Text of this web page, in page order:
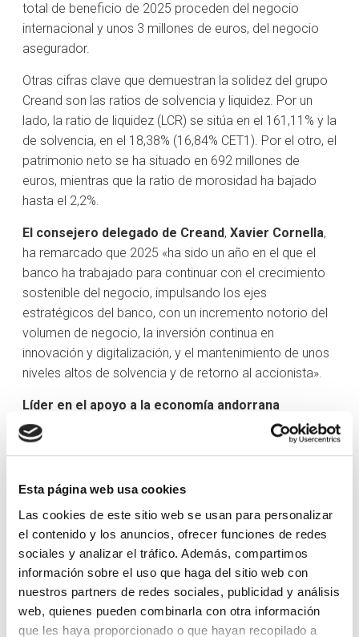
Esta página web usa cookies
Las cookies de este sitio web se usan para personalizar
el contenido y los anuncios, ofrecer funciones de redes
sociales y analizar el tráfico. Además, compartimos
información sobre el uso que haga del sitio web con
nuestros partners de redes sociales, publicidad y análisis
web, quienes pueden combinarla con otra información
que les haya proporcionado o que hayan recopilado a
total de beneficio de 2025 proceden del negocio
internacional y unos 3 millones de euros, del negocio
asegurador.
Otras cifras clave que demuestran la solidez del grupo
Creand son las ratios de solvencia y liquidez. Por un
lado, la ratio de liquidez (LCR) se sitúa en el 161,11% y la
de solvencia, en el 18,38% (16,84% CET1). Por el otro, el
patrimonio neto se ha situado en 692 millones de
euros, mientras que la ratio de morosidad ha bajado
hasta el 2,2%.
El consejero delegado de Creand, Xavier Cornella,
ha remarcado que 2025 «ha sido un año en el que el
banco ha trabajado para continuar con el crecimiento
sostenible del negocio, impulsando los ejes
estratégicos del banco, con un incremento notorio del
volumen de negocio, la inversión continua en
innovación y digitalización, y el mantenimiento de unos
niveles altos de solvencia y de retorno al accionista».
Líder en el apoyo a la economía andorrana
La inversión crediticia del grupo financiero creció un
6,65% y alcanzó la cifra total de 2.967 millones, de los
concedida directamente por la matriz andorrana, en su
mayor parte dirigida a apoyar a empresas y negocios
del país. Así pues, Creand Crèdit Andorrà se consolida
como el líder en el apoyo y el compromiso con la
economía andorrana.
Crecimiento internacional